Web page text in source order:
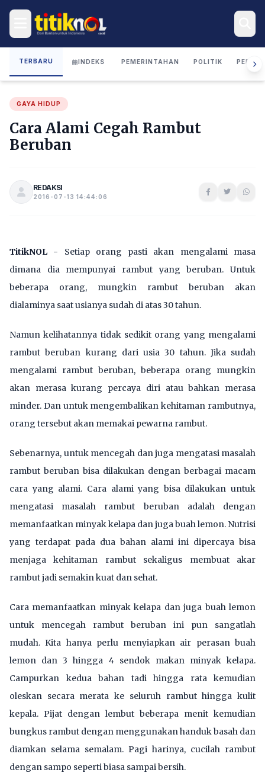
TERBARU INDEKS PEMERINTAHAN POLITIK
GAYA HIDUP
Cara Alami Cegah Rambut
Beruban
REDAKSI
2016-07-13 14:44:06
TitikNOL - Setiap orang pasti akan mengalami masa
dimana dia mempunyai rambut yang beruban. Untuk
beberapa orang, mungkin rambut beruban akan
dialaminya saat usianya sudah di atas 30 tahun.
Namun kelihatannya tidak sedikit orang yang mengalami
rambut beruban kurang dari usia 30 tahun. Jika sudah
mengalami rambut beruban, beberapa orang mungkin
akan merasa kurang percaya diri atau bahkan merasa
minder. Dan untuk mengembalikan kehitaman rambutnya,
orang tersebut akan memakai pewarna rambut.
Sebenarnya, untuk mencegah dan juga mengatasi masalah
rambut beruban bisa dilakukan dengan berbagai macam
cara yang alami. Cara alami yang bisa dilakukan untuk
mengatasi masalah rambut beruban adalah dengan
memanfaatkan minyak kelapa dan juga buah lemon. Nutrisi
yang terdapat pada dua bahan alami ini dipercaya bisa
menjaga kehitaman rambut sekaligus membuat akar
rambut jadi semakin kuat dan sehat.
Cara memanfaatkan minyak kelapa dan juga buah lemon
untuk mencegah rambut beruban ini pun sangatlah
mudah. Kita hanya perlu menyiapkan air perasan buah
lemon dan 3 hingga 4 sendok makan minyak kelapa.
Campurkan kedua bahan tadi hingga rata kemudian
oleskan secara merata ke seluruh rambut hingga kulit
kepala. Pijat dengan lembut beberapa menit kemudian
bungkus rambut dengan menggunakan handuk basah dan
diamkan selama semalam. Pagi harinya, cucilah rambut
dengan sampo seperti biasa sampai bersih.